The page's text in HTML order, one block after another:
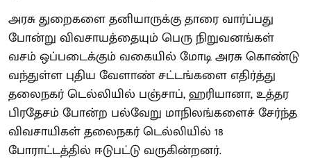
அரசு துறைகளை தனியாருக்கு தாரை வார்ப்பது
போன்று விவசாயத்தையும் பெரு நிறுவனங்கள்
வசம் ஒப்படைக்கும் வகையில் மோடி அரசு கொண்டு
வந்துள்ள புதிய வேளாண் சட்டங்களை எதிர்த்து
தலைநகர் டெல்லியில் பஞ்சாப், ஹரியானா, உத்தர
பிரதேசம் போன்ற பல்வேறு மாநிலங்களைச் சேர்ந்த
விவசாயிகள் தலைநகர் டெல்லியில் 18
போராட்டத்தில் ஈடுபட்டு வருகின்றனர்.